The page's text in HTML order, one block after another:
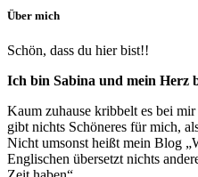
Über mich
Schön, dass du hier bist!!
Ich bin Sabina und mein Herz
Kaum zuhause kribbelt es bei
gibt nichts Schöneres für mich,
Nicht umsonst heißt mein Blog
Englischen übersetzt nichts